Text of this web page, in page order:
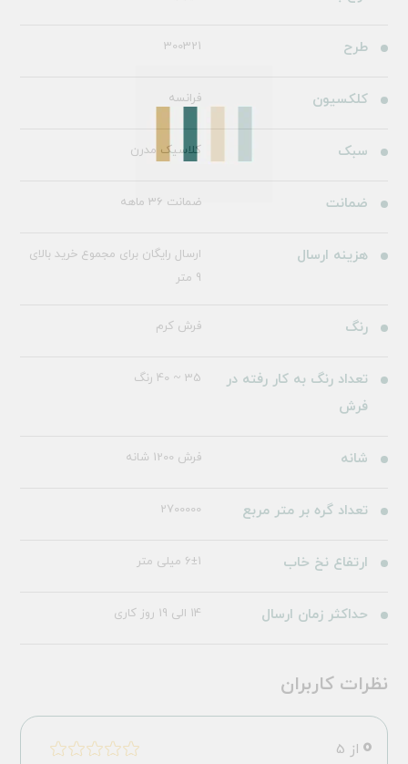
طرح 300321
کلکسیون فرانسه
سبک کلاسیک مدرن
ضمانت ضمانت 36 ماهه
هزینه ارسال
ارسال رایگان برای مجموع خرید بالای
9 متر
رنگ فرش کرم
تعداد رنگ به کار رفته در
فرش
35 ~ 40 رنگ
شانه فرش 1200 شانه
تعداد گره بر متر مربع 2700000
ارتفاع نخ خاب 6±1 میلی متر
حداکثر زمان ارسال 14 الی 19 روز کاری
نظرات کاربران
0 از 5